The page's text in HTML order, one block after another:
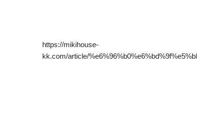
https://mikihouse-
kk.com/article/